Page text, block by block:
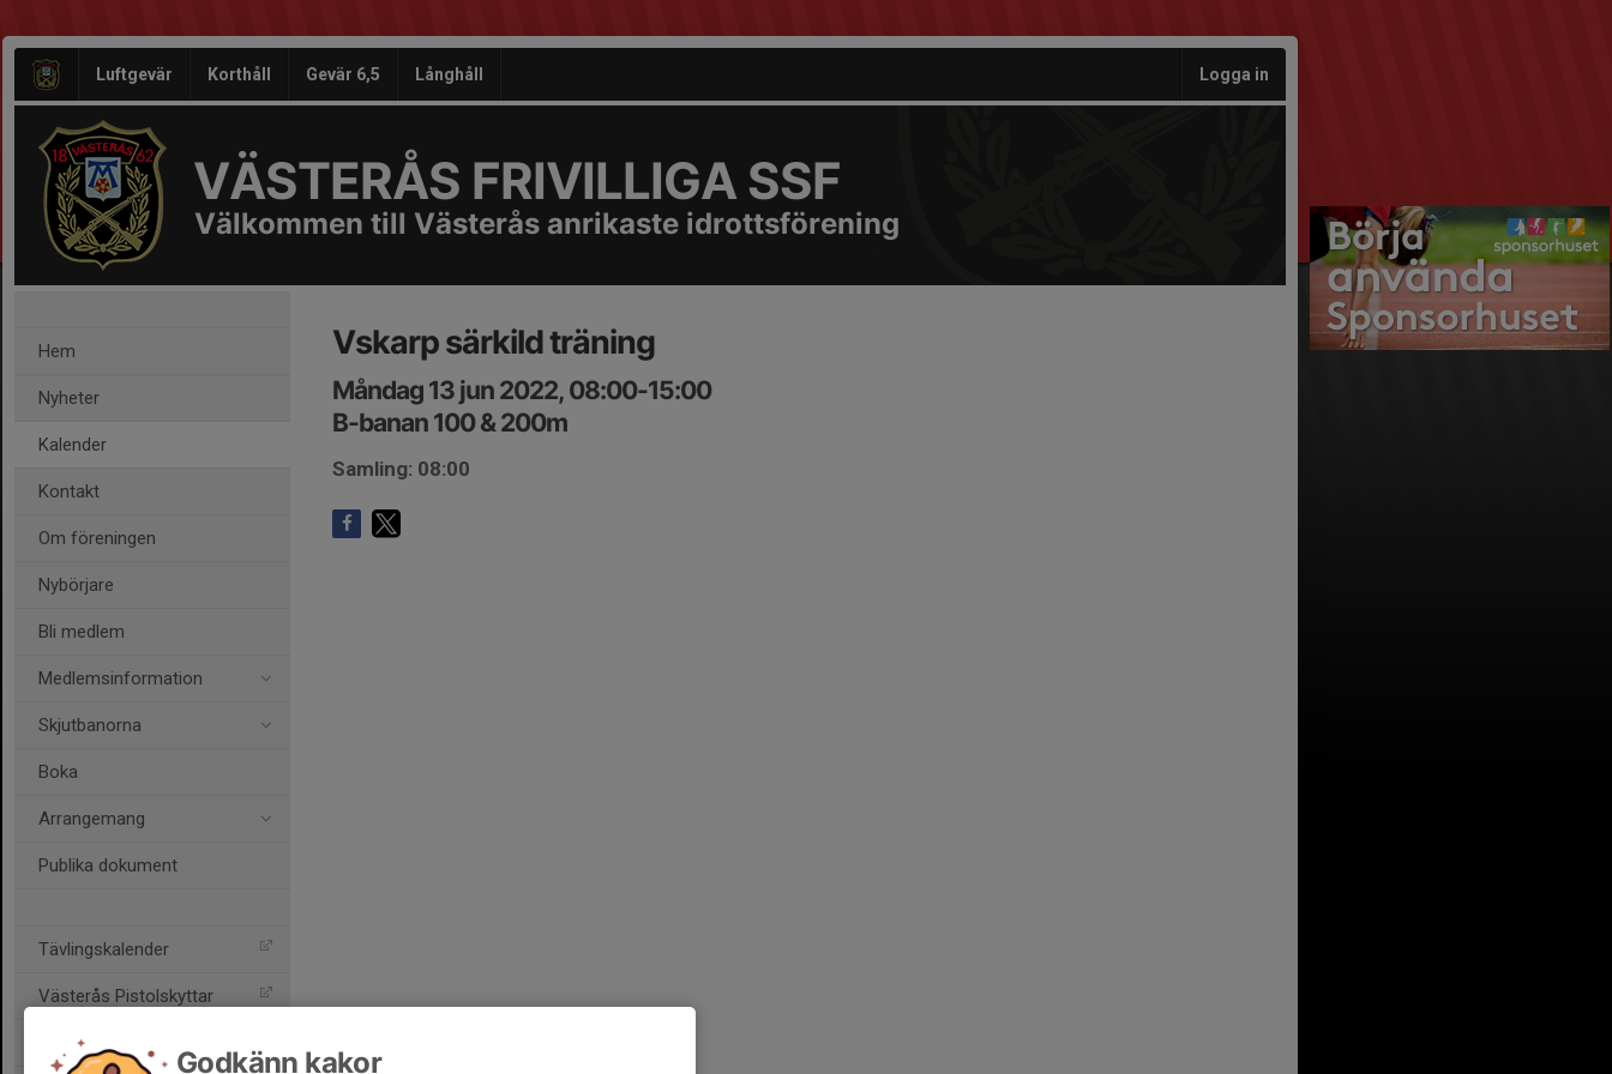
Luftgevär Korthåll Gevär 6,5 Långhåll Logga in
VÄSTERÅS FRIVILLIGA SSF
Välkommen till Västerås anrikaste idrottsförening
Hem
Nyheter
Kalender
Kontakt
Om föreningen
Nybörjare
Bli medlem
Medlemsinformation
Skjutbanorna
Boka
Arrangemang
Publika dokument
Tävlingskalender
Västerås Pistolskyttar
Skultuna Skytteförening
Vskarp särkild träning
Måndag 13 jun 2022, 08:00-15:00
B-banan 100 & 200m
Samling: 08:00
Godkänn kakor